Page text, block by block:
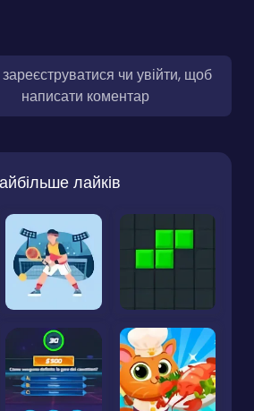
чи увійти, щоб
написати коментар
лайків